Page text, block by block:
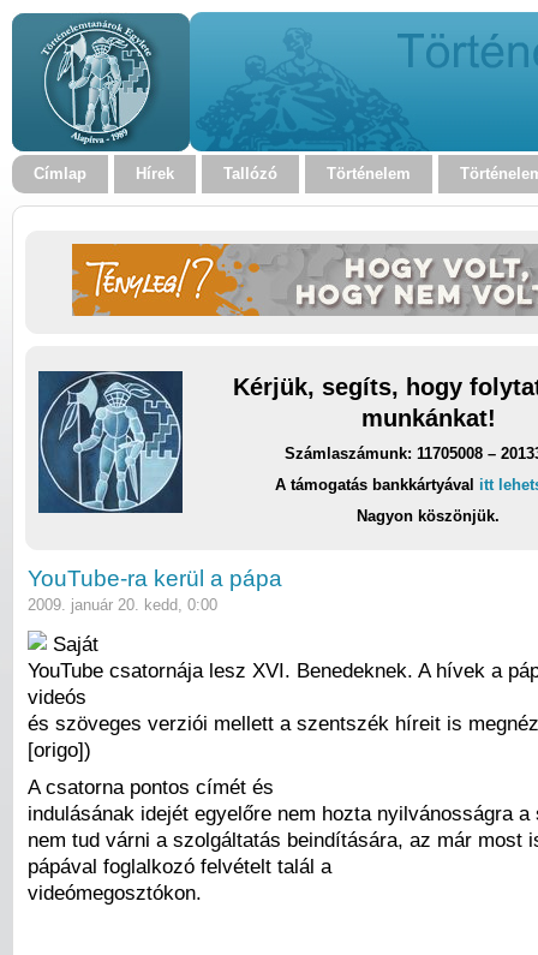
Címlap Hírek Tallózó Történelem
Kérjük, segíts, hogy
munkánkat!
Számlaszámunk: 11705008 –
A támogatás bankkártyával itt
Nagyon köszönjük.
YouTube-ra kerül a pápa
2009. január 20. kedd, 0:00
Saját
YouTube csatornája lesz XVI. Benedeknek. A hívek a
videós
és szöveges verziói mellett a szentszék híreit is
[origo])
A csatorna pontos címét és
indulásának idejét egyelőre nem hozta nyilvánosságra
nem tud várni a szolgáltatás beindítására, az már most
pápával foglalkozó felvételt talál a
videómegosztókon.